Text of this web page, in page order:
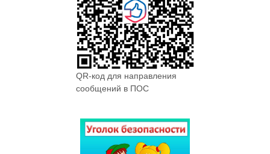
QR-код для направления
сообщений в ПОС